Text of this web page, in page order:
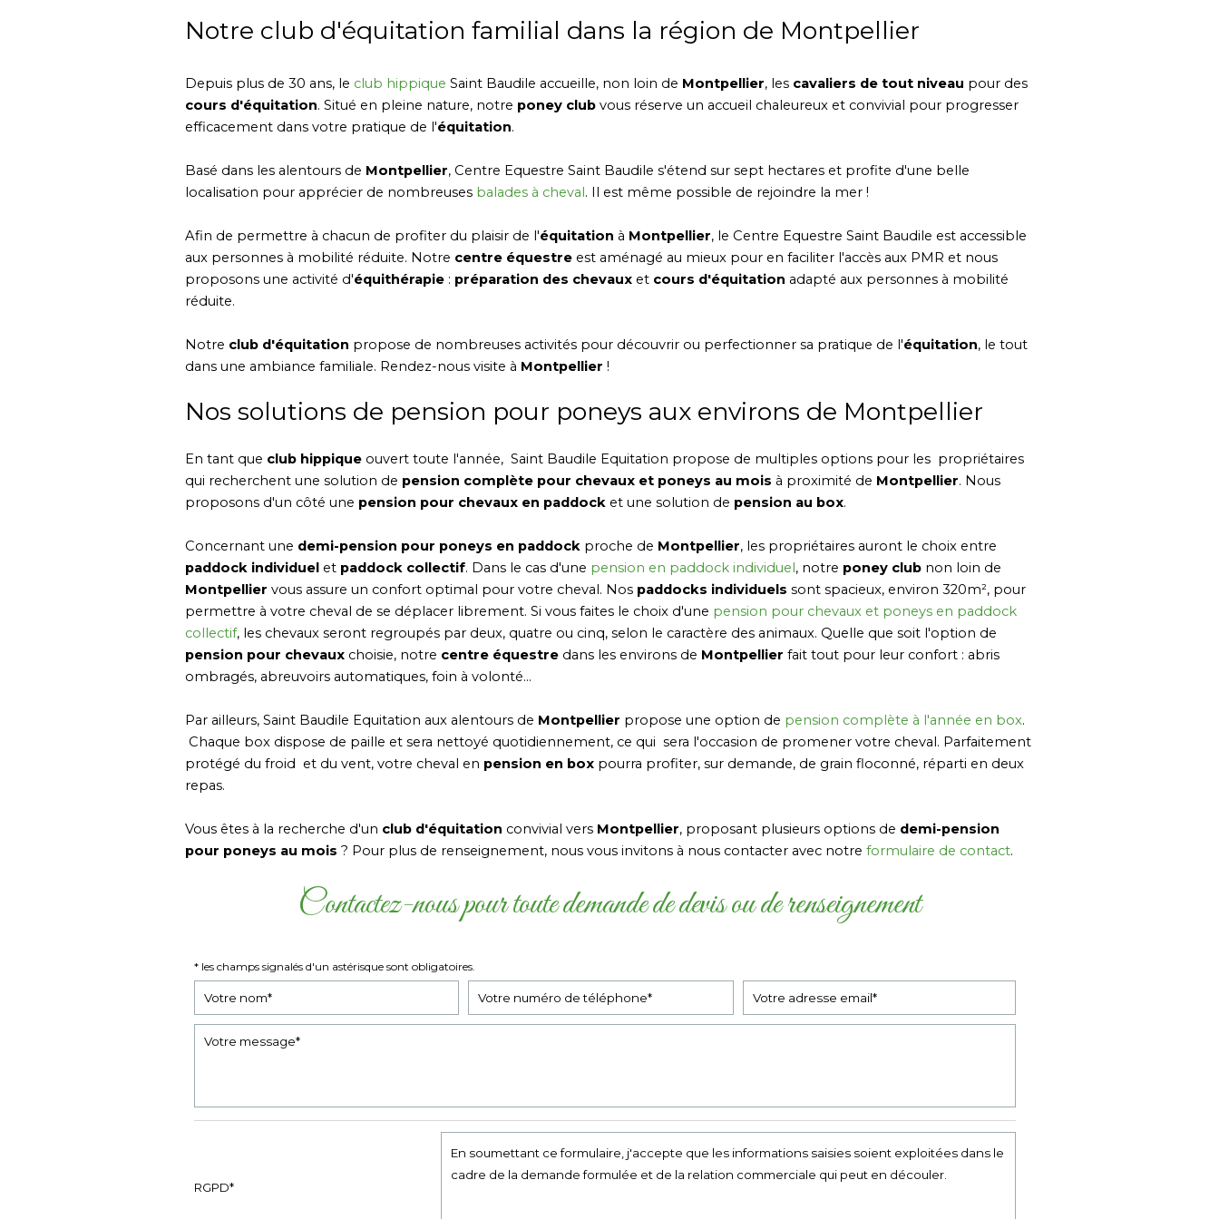
Notre club d'équitation familial dans la région de Montpellier
Depuis plus de 30 ans, le club hippique Saint Baudile accueille, non loin de Montpellier, les cavaliers de tout niveau pour des
cours d'équitation. Situé en pleine nature, notre poney clubvous réserve un accueil chaleureux et convivial pour progresser
efficacement dans votre pratique de l'équitation.
Basé dans les alentours de Montpellier, Centre Equestre Saint Baudile s'étend sur sept hectares et profite d'une belle
localisation pour apprécier de nombreuses balades à cheval. Il est même possible de rejoindre la mer !
Afin de permettre à chacun de profiter du plaisir de l'équitation à Montpellier, le Centre Equestre Saint Baudile est accessible
aux personnes à mobilité réduite. Notre centre équestreest aménagé au mieux pour en faciliter l'accès aux PMR et nous
proposons une activité d'équithérapie: préparation des chevauxet cours d'équitation adapté aux personnes à mobilité
réduite.
Notre club d'équitation propose de nombreuses activités pour découvrir ou perfectionner sa pratique de l'équitation, le tout
dans une ambiance familiale. Rendez-nous visite à Montpellier !
Nos solutions de pension pour poneys aux environs de Montpellier
En tant que club hippiqueouvert toute l'année, Saint Baudile Equitation propose de multiples options pour les propriétaires
qui recherchent une solution de pension complète pour chevaux et poneys au mois à proximité de Montpellier. Nous
proposons d'un côté une pension pour chevaux en paddocket une solution de pension au box.
Concernant une demi-pension pour poneys en paddockproche de Montpellier, les propriétaires auront le choix entre
paddock individuelet paddock collectif. Dans le cas d'une pension en paddock individuel, notre poney clubnon loin de
Montpellier vous assure un confort optimal pour votre cheval. Nos paddocks individuels sont spacieux, environ 320m², pour
permettre à votre cheval de se déplacer librement. Si vous faites le choix d'une pension pour chevaux et poneys en paddock
collectif, les chevaux seront regroupés par deux, quatre ou cinq, selon le caractère des animaux. Quelle que soit l'option de
pension pour chevauxchoisie, notre centre équestredans les environs de Montpellier fait tout pour leur confort : abris
ombragés, abreuvoirs automatiques, foin à volonté...
Par ailleurs, Saint Baudile Equitation aux alentours de Montpellier propose une option de pension complète à l'année en box.
Chaque box dispose de paille et sera nettoyé quotidiennement, ce qui sera l'occasion de promener votre cheval. Parfaitement
protégé du froid et du vent, votre cheval en pension en boxpourra profiter, sur demande, de grain floconné, réparti en deux
repas.
Vous êtes à la recherche d'un club d'équitation convivial versMontpellier, proposant plusieurs options de demi-pension
pour poneys au mois ? Pour plus de renseignement, nous vous invitons à nous contacter avec notre formulaire de contact.
Contactez-nous pour toute demande de devis ou de renseignement
* les champs signalés d'un astérisque sont obligatoires.
RGPD*
En soumettant ce formulaire, j'accepte que les informations saisies soient exploitées dans le
cadre de la demande formulée et de la relation commerciale qui peut en découler.